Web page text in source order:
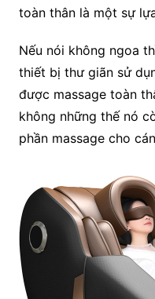
toàn thân là một sự
Nếu nói không ngoa
thiết bị thư giãn sử
được massage toàn
không những thế nó
phần massage cho